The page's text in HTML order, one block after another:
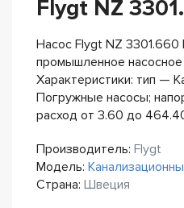
Flygt NZ
Насос Flygt NZ
промышленное
Характеристики: тип —
Погружные насосы;
расход от 3.60 до
Производитель: Flygt
Модель:
Страна: Швеция